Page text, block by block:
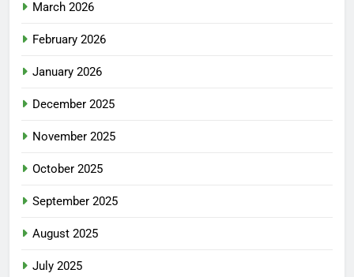
March 2026
February 2026
January 2026
December 2025
November 2025
October 2025
September 2025
August 2025
July 2025